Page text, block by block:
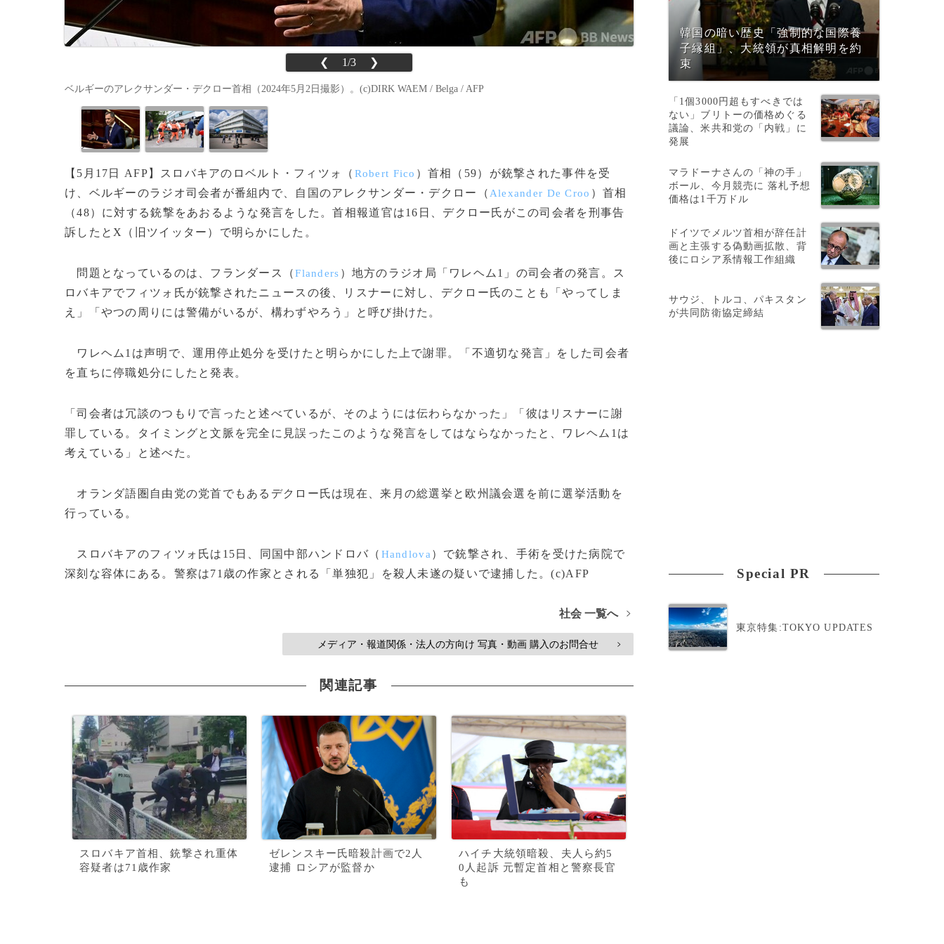
❮ 1/3 ❯
ベルギーのアレクサンダー・デクロー首相（2024年5月2日撮影）。(c)DIRK WAEM / Belga / AFP
【5月17日 AFP】スロバキアのロベルト・フィツォ（ Robert Fico ）首相（59）が銃撃された事件を受
け、ベルギーのラジオ司会者が番組内で、自国のアレクサンダー・デクロー（ Alexander De Croo ）首相
（48）に対する銃撃をあおるような発言をした。首相報道官は16日、デクロー氏がこの司会者を刑事告
訴したとX（旧ツイッター）で明らかにした。
問題となっているのは、フランダース（Flanders ）地方のラジオ局「ワレヘム1」の司会者の発言。ス
ロバキアでフィツォ氏が銃撃されたニュースの後、リスナーに対し、デクロー氏のことも「やってしま
え」「やつの周りには警備がいるが、構わずやろう」と呼び掛けた。
ワレヘム1は声明で、運用停止処分を受けたと明らかにした上で謝罪。「不適切な発言」をした司会者
を直ちに停職処分にしたと発表。
「司会者は冗談のつもりで言ったと述べているが、そのようには伝わらなかった」「彼はリスナーに謝
罪している。タイミングと文脈を完全に見誤ったこのような発言をしてはならなかったと、ワレヘム1は
考えている」と述べた。
オランダ語圏自由党の党首でもあるデクロー氏は現在、来月の総選挙と欧州議会選を前に選挙活動を
行っている。
スロバキアのフィツォ氏は15日、同国中部ハンドロバ（ Handlova ）で銃撃され、手術を受けた病院で
深刻な容体にある。警察は71歳の作家とされる「単独犯」を殺人未遂の疑いで逮捕した。(c)AFP
社会 一覧へ >
メディア・報道関係・法人の方向け 写真・動画 購入のお問合せ >
関連記事
スロバキア首相、銃撃され重体
容疑者は71歳作家
ゼレンスキー氏暗殺計画で2人
逮捕 ロシアが監督か
ハイチ大統領暗殺、夫人ら約5
0人起訴 元暫定首相と警察長官
も
韓国の暗い歴史「強制的な国際養
子縁組」、大統領が真相解明を約
束
「1個3000円超もすべきでは
ない」ブリトーの価格めぐる
議論、米共和党の「内戦」に
発展
マラドーナさんの「神の手」
ボール、今月競売に 落札予想
価格は1千万ドル
ドイツでメルツ首相が辞任計
画と主張する偽動画拡散、背
後にロシア系情報工作組織
サウジ、トルコ、パキスタン
が共同防衛協定締結
Special PR
東京特集:TOKYO UPDATES